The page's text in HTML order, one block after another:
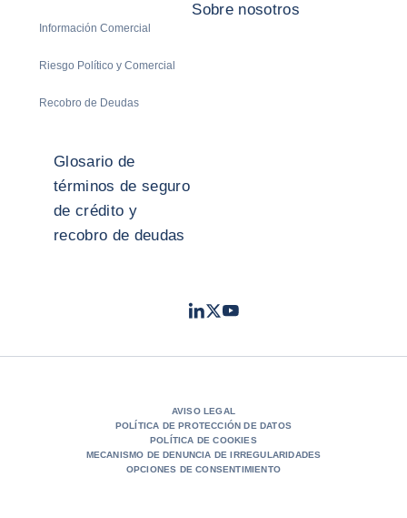
Información Comercial
Riesgo Político y Comercial
Recobro de Deudas
Sobre nosotros
Glosario de
términos de seguro
de crédito y
recobro de deudas
LinkedIn
TwitterYoutube
AVISO LEGAL
POLÍTICA DE PROTECCIÓN DE DATOS
POLÍTICA DE COOKIES
MECANISMO DE DENUNCIA DE IRREGULARIDADES
OPCIONES DE CONSENTIMIENTO